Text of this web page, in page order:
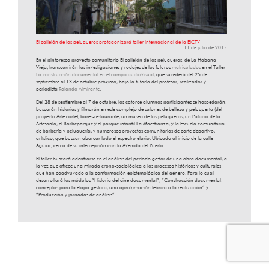
El callejón de los peluqueros protagonizará taller internacional de la EICTV
11 de julio de 2017
En el pintoresco proyecto comunitario El callejón de los peluqueros, de La Habana
Vieja, transcurrirán las investigaciones y rodajes de los futuros matriculados en el Taller
La construcción documental en el campo audiovisual, que sucederá del 25 de
septiembre al 13 de octubre próximo, bajo la tutoría del profesor, realizador y
periodista Rolando Almirante.
Del 28 de septiembre al 7 de octubre, los catorce alumnos participantes se hospedarán,
buscarán historias y filmarán en este complejo de salones de belleza y peluquería (del
proyecto Arte corte), bares-restaurante, un museo de los peluqueros, un Palacio de la
Artesanía, el Barbeparque y el parque infantil La Maestranza, y la Escuela comunitaria
de barbería y peluquería, y numerosos proyectos comunitarios de corte deportivo,
artístico, que buscan abarcar todo el espectro etario. Ubicado al inicio de la calle
Aguiar, cerca de su intercepción con la Avenida del Puerto.
El taller buscará adentrarse en el análisis del período gestor de una obra documental, a
la vez que ofrece una mirada crono-sociológica a los procesos históricos y culturales
que han coadyuvado a la conformación epistemológica del género. Para lo cual
desarrollará los módulos “Historia del cine documental”, “Construcción documental:
conceptos para la etapa gestora, una aproximación teórica a la realización” y
“Producción y jornadas de análisis”